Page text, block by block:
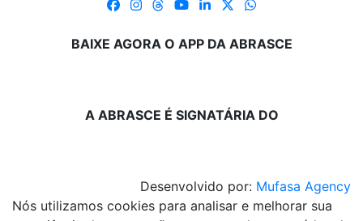
BAIXE AGORA O APP DA ABRASCE
A ABRASCE É SIGNATÁRIA DO
Desenvolvido por: Mufasa Agency
Nós utilizamos cookies para analisar e melhorar sua